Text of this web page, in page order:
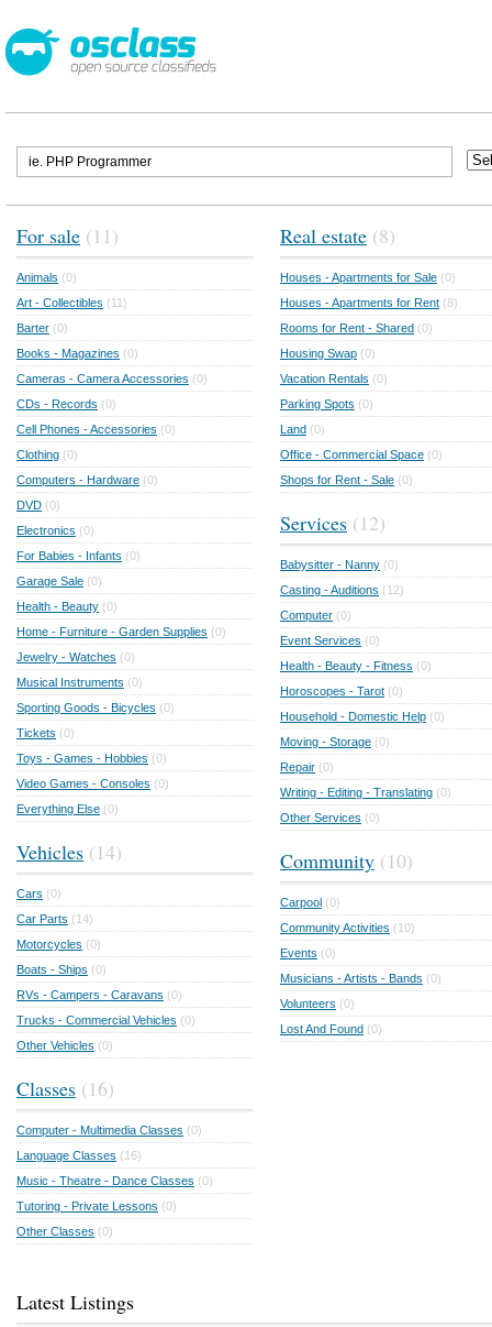
For sale (11)
Animals (0)
Art - Collectibles (11)
Barter (0)
Books - Magazines (0)
Cameras - Camera Accessories (0)
CDs - Records (0)
Cell Phones - Accessories (0)
Clothing (0)
Computers - Hardware (0)
DVD (0)
Electronics (0)
For Babies - Infants (0)
Garage Sale (0)
Health - Beauty (0)
Home - Furniture - Garden Supplies (0)
Jewelry - Watches (0)
Musical Instruments (0)
Sporting Goods - Bicycles (0)
Tickets (0)
Toys - Games - Hobbies (0)
Video Games - Consoles (0)
Everything Else (0)
Vehicles (14)
Cars (0)
Car Parts (14)
Motorcycles (0)
Boats - Ships (0)
RVs - Campers - Caravans (0)
Trucks - Commercial Vehicles (0)
Other Vehicles (0)
Classes (16)
Computer - Multimedia Classes (0)
Language Classes (16)
Music - Theatre - Dance Classes (0)
Tutoring - Private Lessons (0)
Other Classes (0)
Real estate (8)
Houses - Apartments for Sale (0)
Houses - Apartments for Rent (8)
Rooms for Rent - Shared (0)
Housing Swap (0)
Vacation Rentals (0)
Parking Spots (0)
Land (0)
Office - Commercial Space (0)
Shops for Rent - Sale (0)
Services (12)
Babysitter - Nanny (0)
Casting - Auditions (12)
Computer (0)
Event Services (0)
Health - Beauty - Fitness (0)
Horoscopes - Tarot (0)
Household - Domestic Help (0)
Moving - Storage (0)
Repair (0)
Writing - Editing - Translating (0)
Other Services (0)
Community (10)
Carpool (0)
Community Activities (10)
Events (0)
Musicians - Artists - Bands (0)
Volunteers (0)
Lost And Found (0)
Latest Listings